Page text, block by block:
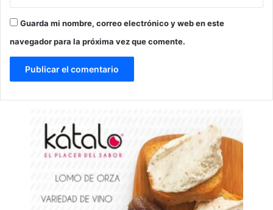
Guarda mi nombre, correo electrónico y web en este
navegador para la próxima vez que comente.